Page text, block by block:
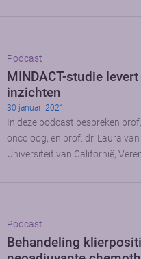
Podcast
MINDACT-studie
inzichten
30 januari 2021
In deze podcast bespreken
oncoloog, en prof. dr. Laura
Universiteit van Californië,
Podcast
Behandeling